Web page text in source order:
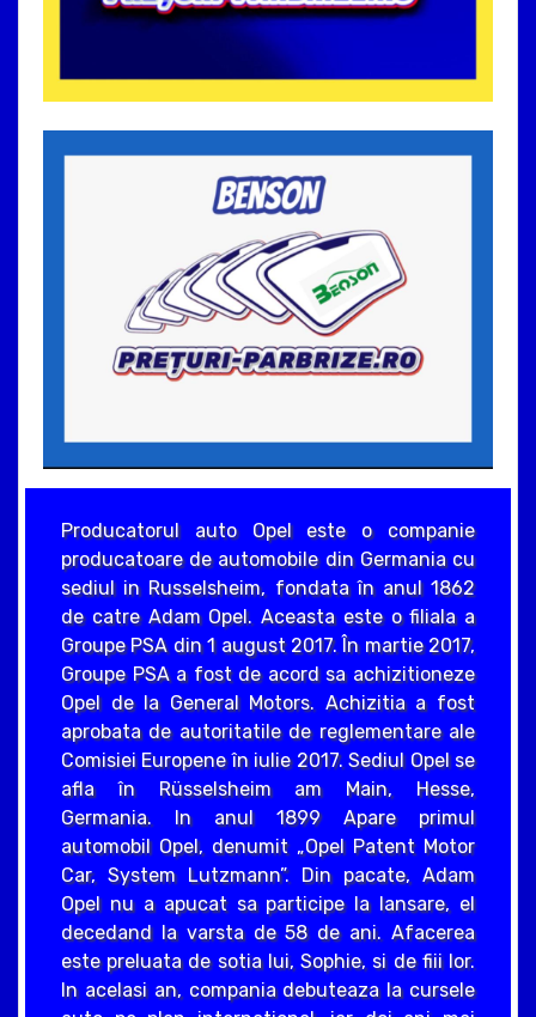
Producatorul auto Opel este o companie
producatoare de automobile din Germania cu
sediul in Russelsheim, fondata în anul 1862
de catre Adam Opel. Aceasta este o filiala a
Groupe PSA din 1 august 2017. În martie 2017,
Groupe PSA a fost de acord sa achizitioneze
Opel de la General Motors. Achizitia a fost
aprobata de autoritatile de reglementare ale
Comisiei Europene în iulie 2017. Sediul Opel se
afla în Rüsselsheim am Main, Hesse,
Germania. In anul 1899 Apare primul
automobil Opel, denumit „Opel Patent Motor
Car, System Lutzmann”. Din pacate, Adam
Opel nu a apucat sa participe la lansare, el
decedand la varsta de 58 de ani. Afacerea
este preluata de sotia lui, Sophie, si de fiii lor.
In acelasi an, compania debuteaza la cursele